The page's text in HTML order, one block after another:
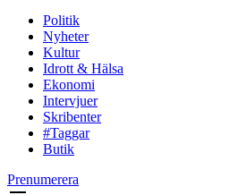
Politik
Nyheter
Kultur
Idrott & Hälsa
Ekonomi
Intervjuer
Skribenter
#Taggar
Butik
Prenumerera